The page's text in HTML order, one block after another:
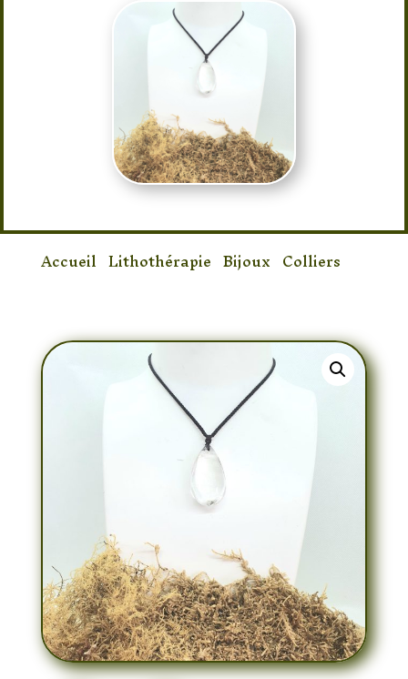
Accueil Lithothérapie Bijoux Colliers